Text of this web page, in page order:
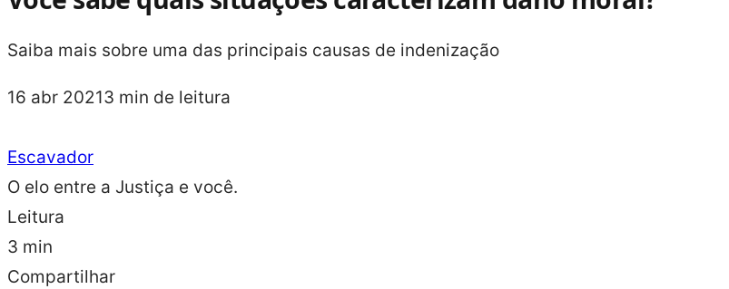
Saiba mais sobre uma das principais causas de indenização
16 abr 20213 min de leitura
Escavador
O elo entre a Justiça e você.
Leitura
3 min
Compartilhar